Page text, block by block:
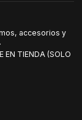
accesorios y
EN TIENDA (SOLO